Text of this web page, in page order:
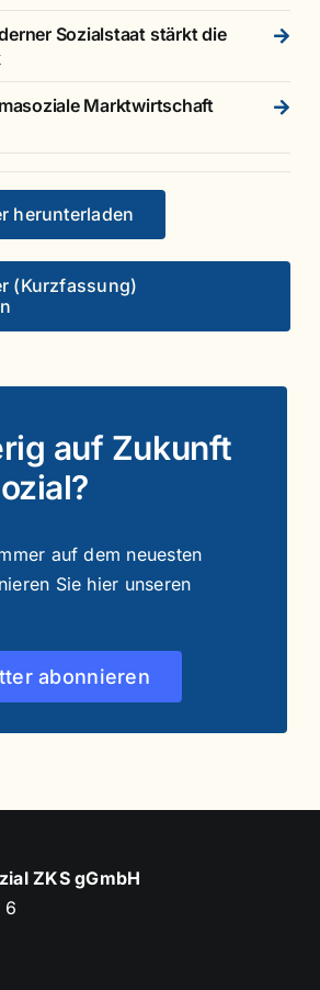
Sozialstaat stärkt die
Marktwirtschaft
herunterladen
(Kurzfassung)
auf Zukunft
auf dem neuesten
Sie hier unseren
abonnieren
ZKS gGmbH
6